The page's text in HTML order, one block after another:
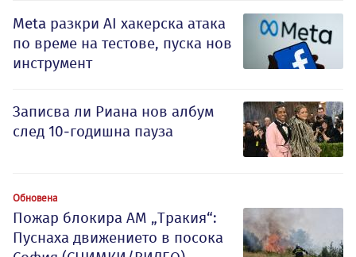
Meta разкри AI хакерска атака
по време на тестове, пуска нов
инструмент
Записва ли Риана нов албум
след 10-годишна пауза
Обновена
Пожар блокира АМ „Тракия“:
Пуснаха движението в посока